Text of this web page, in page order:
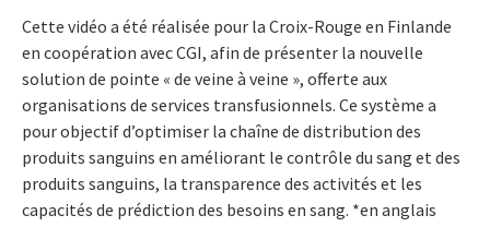
Cette vidéo a été réalisée pour la Croix-Rouge en Finlande
en coopération avec CGI, afin de présenter la nouvelle
solution de pointe « de veine à veine », offerte aux
organisations de services transfusionnels. Ce système a
pour objectif d’optimiser la chaîne de distribution des
produits sanguins en améliorant le contrôle du sang et des
produits sanguins, la transparence des activités et les
capacités de prédiction des besoins en sang. *en anglais